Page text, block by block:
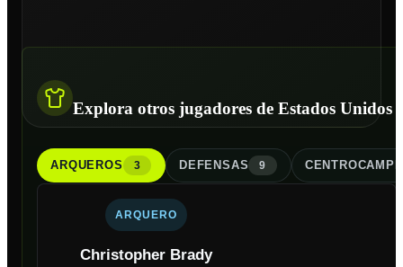
Explora otros jugadores de Estados Unidos
ARQUEROS 3 DEFENSAS 9
ARQUERO
Christopher Brady